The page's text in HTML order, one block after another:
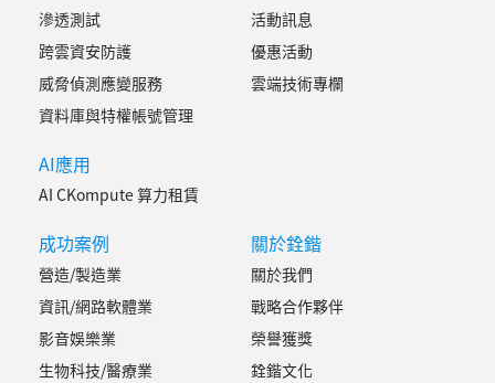
滲透測試
跨雲資安防護
威脅偵測應變服務
資料庫與特權帳號管理
活動訊息
優惠活動
雲端技術專欄
AI應用
AI CKompute 算力租賃
成功案例
營造/製造業
資訊/網路軟體業
影音娛樂業
生物科技/醫療業
關於銓鍇
關於我們
戰略合作夥伴
榮譽獲獎
銓鍇文化